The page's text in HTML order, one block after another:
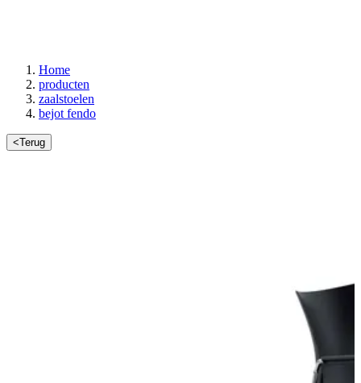
Home
producten
zaalstoelen
bejot fendo
<Terug